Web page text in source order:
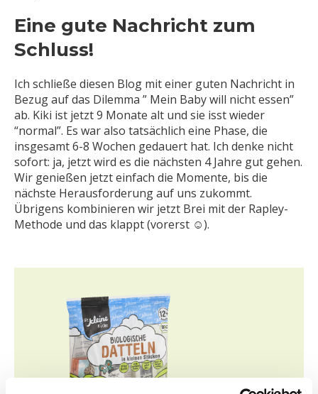
Eine gute Nachricht zum
Schluss!
Ich schließe diesen Blog mit einer guten Nachricht in
Bezug auf das Dilemma ” Mein Baby will nicht essen”
ab. Kiki ist jetzt 9 Monate alt und sie isst wieder
“normal”. Es war also tatsächlich eine Phase, die
insgesamt 6-8 Wochen gedauert hat. Ich denke nicht
sofort: ja, jetzt wird es die nächsten 4 Jahre gut gehen.
Wir genießen jetzt einfach die Momente, bis die
nächste Herausforderung auf uns zukommt.
Übrigens kombinieren wir jetzt Brei mit der Rapley-
Methode und das klappt (vorerst ☺).